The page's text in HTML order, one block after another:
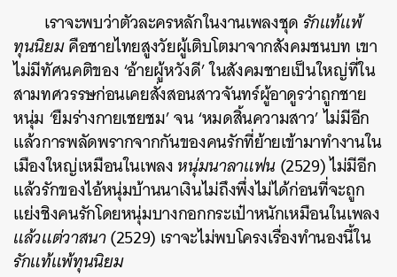
เราจะพบว่าตัวละครหลักในงานเพลงชุด รักแท้แพ้
ทุนนิยมคือชายไทยสูงวัยผู้เติบโตมาจากสังคมชนบท เขา
ไม่มีทัศนคติของ ‘อ้ายผู้หวังดี’ ในสังคมชายเป็นใหญ่ที่ใน
สามทศวรรษก่อนเคยสั่งสอนสาวจันทร์ผู้อาดูรว่าถูกชาย
หนุ่ม ‘ยืมร่างกายเชยชม’ จน ‘หมดสิ้นความสาว’ ไม่มีอีก
แล้วการพลัดพรากจากกันของคนรักที่ย้ายเข้ามาทำงานใน
เมืองใหญ่เหมือนในเพลงหนุ่มนาลาแฟน(2529) ไม่มีอีก
แล้วรักของไอ้หนุ่มบ้านนาเงินไม่ถึงพึ่งไม่ได้ก่อนที่จะถูก
แย่งชิงคนรักโดยหนุ่มบางกอกกระเป๋าหนักเหมือนในเพลง
แล้วแต่วาสนา(2529) เราจะไม่พบโครงเรื่องทำนองนี้ใน
รักแท้แพ้ทุนนิยม
ค้นหา
SHARE TWEET EMAIL